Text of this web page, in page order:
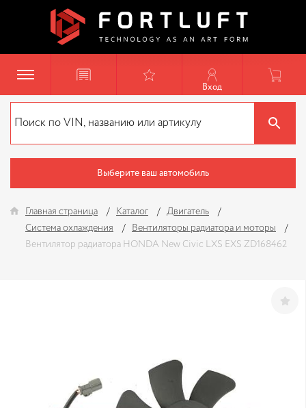
Вход
Выберите ваш автомобиль
Главная страница Каталог
Двигатель
Система охлаждения
Вентиляторы радиатора и моторы
Вентилятор радиатора HONDA New Civic LXS EXS ZD168462